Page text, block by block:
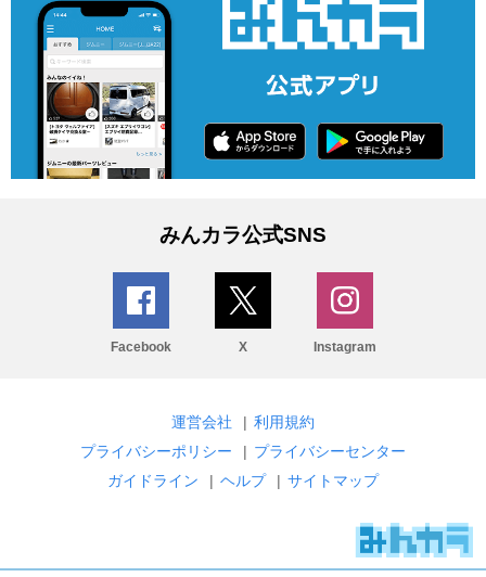
みんカラ公式SNS
Facebook X Instagram
運営会社 | 利用規約
プライバシーポリシー
| プライバシーセンター
ガイドライン
| ヘルプ | サイトマップ